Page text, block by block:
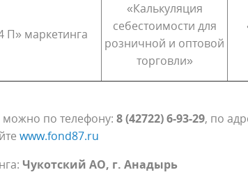
П» маркетинга
«Калькуляция
себестоимости для
розничной и оптовой
торговли»
можно по телефону: 8 (42722) 6-93-29, по
www.fond87.ru
Чукотский АО, г. Анадырь